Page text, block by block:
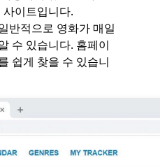
이트입니다.
반적으로 영화가 매일
수 있습니다. 홈페이
쉽게 찾을 수 있습니